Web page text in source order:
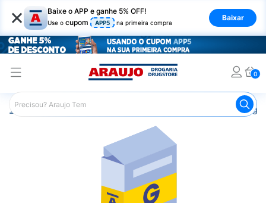
× Baixe o APP e ganhe 5% OFF!
Use o cupom APP5 na primeira compra
Baixar
0
Araujo Medicamentos